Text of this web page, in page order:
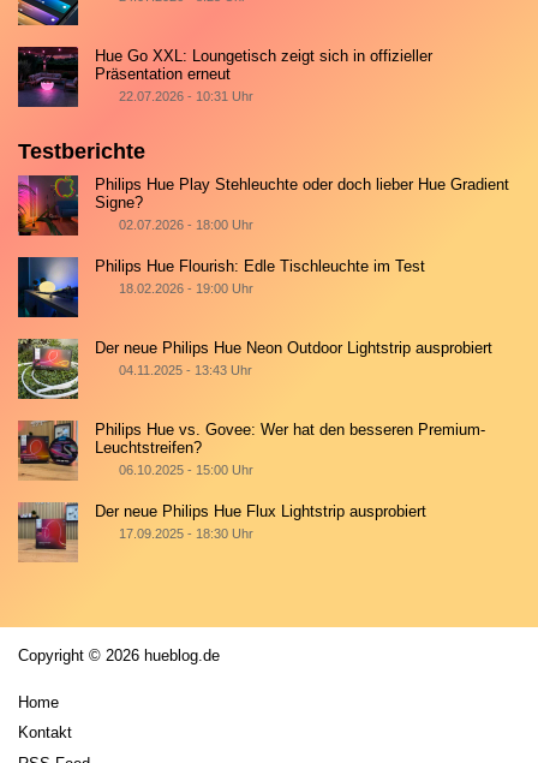
Hue Go XXL: Loungetisch zeigt sich in offizieller
Präsentation erneut
22.07.2026 - 10:31 Uhr
Testberichte
Philips Hue Play Stehleuchte oder doch lieber Hue Gradient
Signe?
02.07.2026 - 18:00 Uhr
Philips Hue Flourish: Edle Tischleuchte im Test
18.02.2026 - 19:00 Uhr
Der neue Philips Hue Neon Outdoor Lightstrip ausprobiert
04.11.2025 - 13:43 Uhr
Philips Hue vs. Govee: Wer hat den besseren Premium-
Leuchtstreifen?
06.10.2025 - 15:00 Uhr
Der neue Philips Hue Flux Lightstrip ausprobiert
17.09.2025 - 18:30 Uhr
Copyright © 2026 hueblog.de
Home
Kontakt